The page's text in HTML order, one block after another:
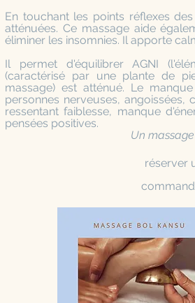
En touchant les points réflexes
atténuées. Ce massage aide
éliminer les insomnies. Il apporte
Il permet d'équilibrer AGNI
(caractérisé par une plante de
massage) est atténué. Le
personnes nerveuses, angoissées,
ressentant faiblesse, manque
pensées positives.
Un massage très doux
réserver